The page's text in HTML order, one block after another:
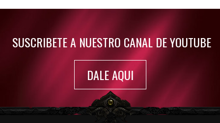
SUSCRIBETE A NUESTRO CANAL DE YOUTUBE
DALE AQUI